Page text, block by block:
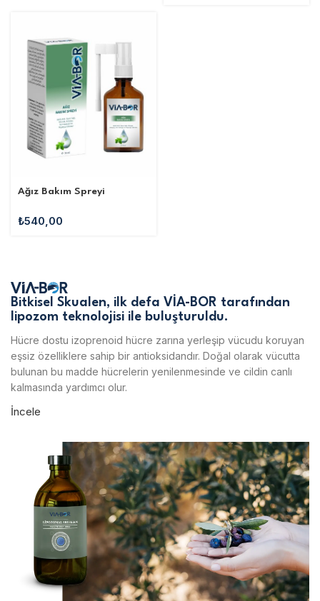
Ağız Bakım Spreyi
₺540,00
Bitkisel Skualen, ilk defa VİA-BOR tarafından
lipozom teknolojisi ile buluşturuldu.
Hücre dostu izoprenoid hücre zarına yerleşip vücudu koruyan
eşsiz özelliklere sahip bir antioksidandır. Doğal olarak vücutta
bulunan bu madde hücrelerin yenilenmesinde ve cildin canlı
kalmasında yardımcı olur.
İncele